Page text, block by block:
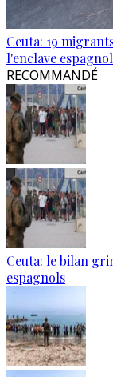
Ceuta: 19
l'enclave
RECOMMANDÉ
Ceuta: le bilan
espagnols